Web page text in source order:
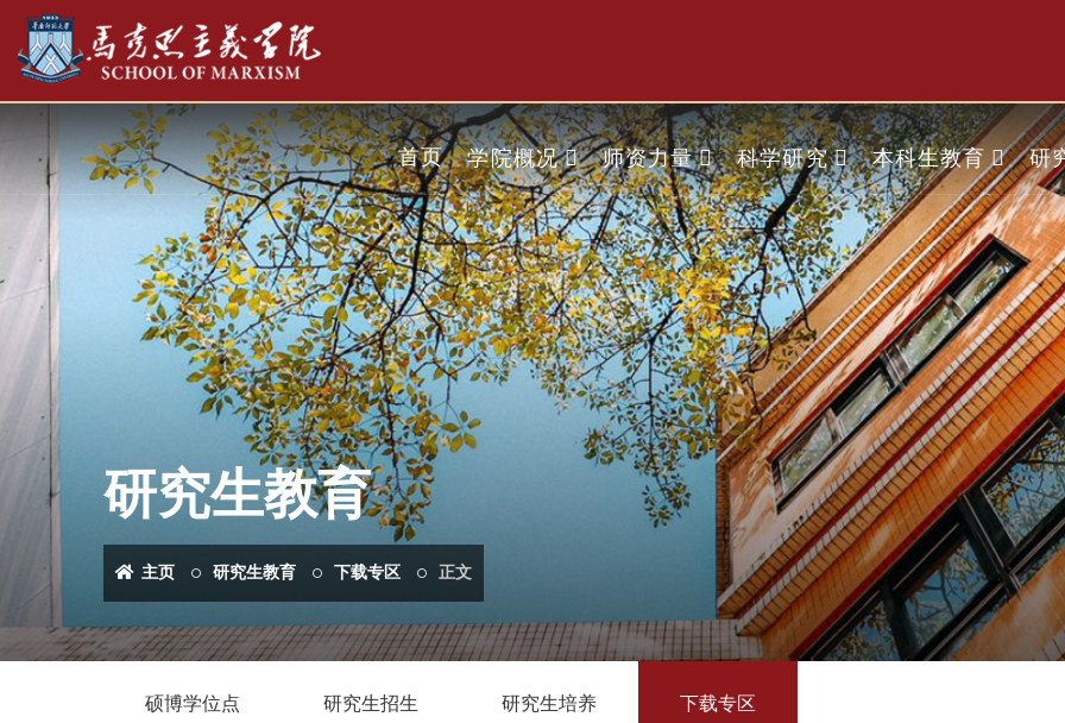
首页 学院概况 师资力量 科学研究 本科生教育 研
研究生教育
主页 研究生教育 下载专区 正文
硕博学位点 研究生招生 研究生培养 下载专区